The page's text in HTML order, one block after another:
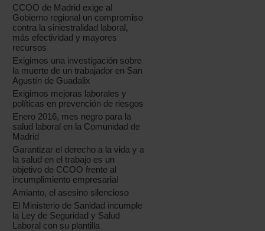
CCOO de Madrid exige al
Gobierno regional un compromiso
contra la siniestralidad laboral,
más efectividad y mayores
recursos
Exigimos una investigación sobre
la muerte de un trabajador en San
Agustín de Guadalix
Exigimos mejoras laborales y
políticas en prevención de riesgos
Enero 2016, mes negro para la
salud laboral en la Comunidad de
Madrid
Garantizar el derecho a la vida y a
la salud en el trabajo es un
objetivo de CCOO frente al
incumplimiento empresarial
Amianto, el asesino silencioso
El Ministerio de Sanidad incumple
la Ley de Seguridad y Salud
Laboral con su plantilla